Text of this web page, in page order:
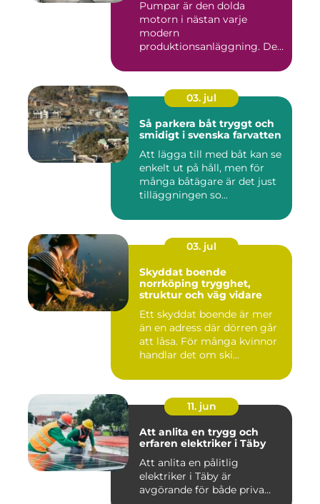
Pumpar är den dolda
motorn i nästan varje
modern
produktionsanläggning. De
03. jul
Så parkera båt tryggt och
smidigt i svenska farvatten
Att lägga till med båt kan se
enkelt ut på håll, men för
många båtägare är det just
tilläggningen so...
03. jul
Skyddat boende
norrköping trygghet,
struktur och väg vidare
Ett skyddat boende är mer
än en adress där dörren går
att låsa. För många kvinnor
handlar det om ski...
11. jun
Att anlita en trygg och
erfaren elektriker i Täby
Att anlita en pålitlig
elektriker i Täby är
avgörande för både priva...